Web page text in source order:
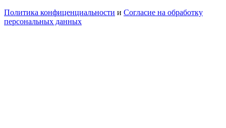
Политика конфиценциальности и Согласие на обработку
персональных данных